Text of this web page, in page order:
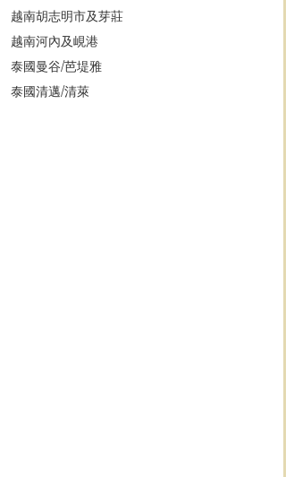
越南胡志明市及芽莊
越南河內及峴港
泰國曼谷/芭堤雅
泰國清邁/清萊